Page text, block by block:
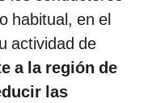
habitual, en el
actividad de
a la región de
las